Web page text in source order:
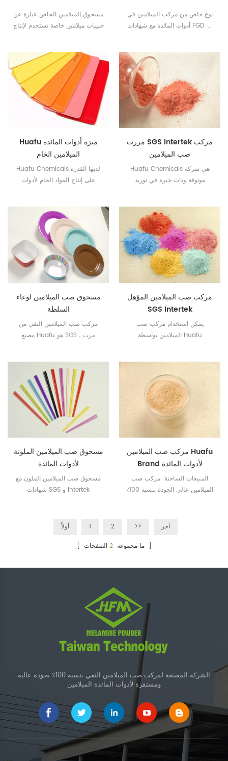
مسحوق الميلامين الخاص عبارة عن
حبيبات ميلامين خاصة تستخدم لإنتاج
نوع خاص من مركب الميلامين في
أدوات المائدة مع شهادات FGD ，
Huafu ميزة أدوات المائدة
الميلامين الخام
Huafu Chemicals لديها القدرة
على إنتاج المواد الخام لأدوات
مررت SGS Intertek مركب
صب الميلامين
Huafu Chemicals هي شركة
موثوقة وذات خبرة في توريد
مسحوق صب الميلامين لوعاء
السلطة
مركب صب الميلامين النقي من
مصنع Huafu هو SGS ، مرت
مركب صب الميلامين المؤهل
SGS Intertek
يمكن استخدام مركب صب
الميلامين بواسطة Huafu
مسحوق صب الميلامين الملونة
لأدوات المائدة
مسحوق صب الميلامين الملون مع
شهادات SGS و Intertek
مركب صب الميلامين Huafu
Brand لأدوات المائدة
المبيعات الساخنة: مركب صب
الميلامين عالي الجودة بنسبة 100٪
أولاً 1 2 >>
آخر
[ ما مجموعه2 الصفحات ]
الشركة المصنعة لمركب صب الميلامين النقي بنسبة 100٪ بجودة عالية
ومستقرة لأدوات المائدة الميلامين